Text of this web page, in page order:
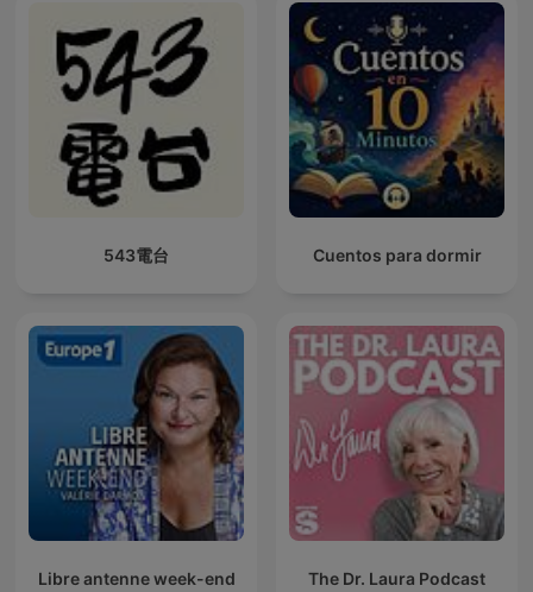
543電台 Cuentos para dormir
Libre antenne week-end The Dr. Laura Podcast